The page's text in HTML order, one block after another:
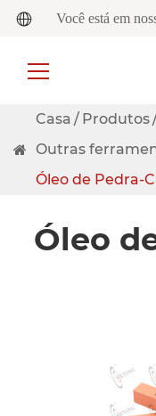
Você está em
Casa
Produtos
Outras
Óleo de Pedra-
Óleo